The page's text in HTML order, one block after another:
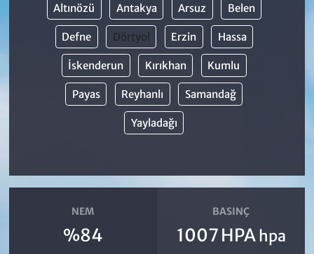
Altınözü Antakya Arsuz Belen
Defne Dörtyol Erzin Hassa
İskenderun Kırıkhan Kumlu
Payas Reyhanlı Samandağ
Yayladağı
NEM
%84
BASINÇ
1007 HPA hpa